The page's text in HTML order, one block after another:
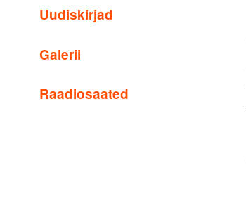
Uudiskirjad
Galerii
Raadiosaated